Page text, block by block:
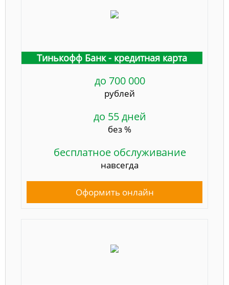
Тинькофф Банк - кредитная карта
до 700 000
рублей
до 55 дней
без %
бесплатное обслуживание
навсегда
Оформить онлайн